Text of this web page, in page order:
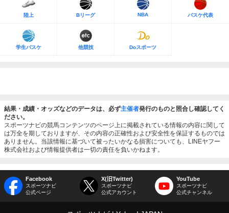
陸上 Bリーグ NBA バスケ代表
学生バスケ 他競技 Doスポーツ
結果・成績・オッズなどのデータは、必ず主催者発行のものと照合し確認してく
ださい。
スポーツナビの競馬コンテンツのページ上に掲載されている情報の内容に関して
は万全を期しておりますが、その内容の正確性および安全性を保証するものでは
ありません。当該情報に基づいて被ったいかなる損害についても、LINEヤフー
株式会社および情報提供者は一切の責任を負いかねます。
Facebook
スポーツナビ
公式ページ
X(旧Twitter)
スポーツナビ
公式アカウント
YouTube
スポーツナビ
公式チャンネル